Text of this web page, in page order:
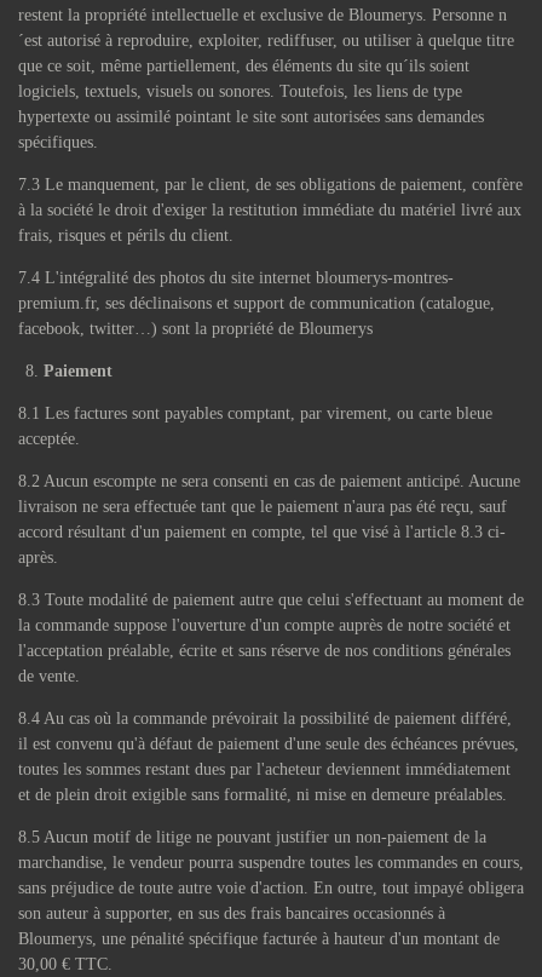
restent la propriété intellectuelle et exclusive de Bloumerys. Personne n
´est autorisé à reproduire, exploiter, rediffuser, ou utiliser à quelque titre
que ce soit, même partiellement, des éléments du site qu´ils soient
logiciels, textuels, visuels ou sonores. Toutefois, les liens de type
hypertexte ou assimilé pointant le site sont autorisées sans demandes
spécifiques.
7.3 Le manquement, par le client, de ses obligations de paiement, confère
à la société le droit d'exiger la restitution immédiate du matériel livré aux
frais, risques et périls du client.
7.4 L'intégralité des photos du site internet bloumerys-montres-
premium.fr, ses déclinaisons et support de communication (catalogue,
facebook, twitter…) sont la propriété de Bloumerys
Paiement
8.1 Les factures sont payables comptant, par virement, ou carte bleue
acceptée.
8.2 Aucun escompte ne sera consenti en cas de paiement anticipé. Aucune
livraison ne sera effectuée tant que le paiement n'aura pas été reçu, sauf
accord résultant d'un paiement en compte, tel que visé à l'article 8.3 ci-
après.
8.3 Toute modalité de paiement autre que celui s'effectuant au moment de
la commande suppose l'ouverture d'un compte auprès de notre société et
l'acceptation préalable, écrite et sans réserve de nos conditions générales
de vente.
8.4 Au cas où la commande prévoirait la possibilité de paiement différé,
il est convenu qu'à défaut de paiement d'une seule des échéances prévues,
toutes les sommes restant dues par l'acheteur deviennent immédiatement
et de plein droit exigible sans formalité, ni mise en demeure préalables.
8.5 Aucun motif de litige ne pouvant justifier un non-paiement de la
marchandise, le vendeur pourra suspendre toutes les commandes en cours,
sans préjudice de toute autre voie d'action. En outre, tout impayé obligera
son auteur à supporter, en sus des frais bancaires occasionnés à
Bloumerys, une pénalité spécifique facturée à hauteur d'un montant de
30,00 € TTC.